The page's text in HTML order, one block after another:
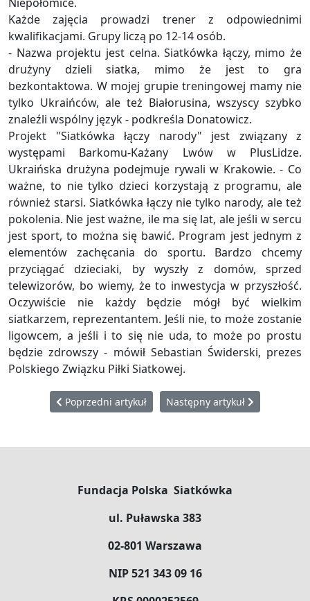
Każde zajęcia prowadzi trener z odpowiednimi
kwalifikacjami. Grupy liczą po 12-14 osób.
- Nazwa projektu jest celna. Siatkówka łączy, mimo że
drużyny dzieli siatka, mimo że jest to gra
bezkontaktowa. W mojej grupie treningowej mamy nie
tylko Ukraińców, ale też Białorusina, wszyscy szybko
znaleźli wspólny język - podkreśla Donatowicz.
Projekt "Siatkówka łączy narody" jest związany z
występami Barkomu-Każany Lwów w PlusLidze.
Ukraińska drużyna podejmuje rywali w Krakowie. - Co
ważne, to nie tylko dzieci korzystają z programu, ale
również starsi. Siatkówka łączy nie tylko narody, ale też
pokolenia. Nie jest ważne, ile ma się lat, ale jeśli w sercu
jest sport, to można się bawić. Program jest jednym z
elementów zachęcania do sportu. Bardzo chcemy
przyciągać dzieciaki, by wyszły z domów, sprzed
telewizorów, bo wiemy, że to inwestycja w przyszłość.
Oczywiście nie każdy będzie mógł być wielkim
siatkarzem, reprezentantem. Jeśli nie, to może zostanie
ligowcem, a jeśli i to się nie uda, to może po prostu
będzie zdrowszy - mówił Sebastian Świderski, prezes
Polskiego Związku Piłki Siatkowej.
Poprzedni artykuł: Siatkówka po raz kolejny
Poprzedni artykuł Następny artykuł: Kraków
Następny artykuł
Fundacja Polska Siatkówka
ul. Puławska 383
02-801 Warszawa
NIP 521 343 09 16